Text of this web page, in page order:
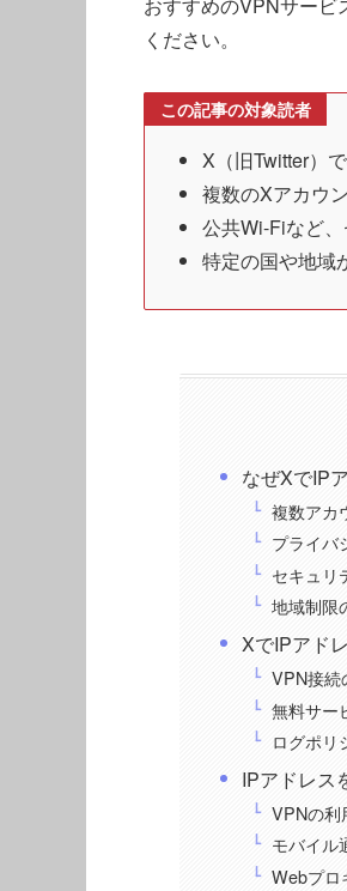
おすすめのVPNサービ
ください。
この記事の対象読者
X（旧Twitter）
複数のXアカウ
公共Wi-Fiなど
特定の国や地域
なぜXでIP
複数アカ
プライバ
セキュリ
地域制限
XでIPアド
VPN接続
無料サー
ログポリ
IPアドレス
VPNの利
モバイル
Webプロ